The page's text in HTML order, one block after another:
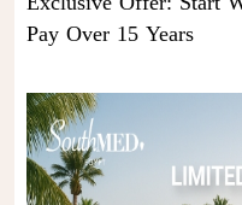
Pay Over 15 Years